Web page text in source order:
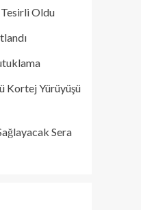
Tesirli Oldu
Kortej Yürüyüşü
Sera